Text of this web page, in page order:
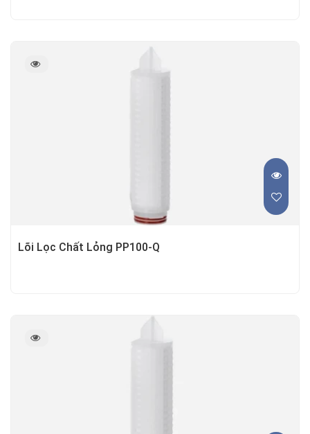
Lõi Lọc Chất Lỏng PP100-Q